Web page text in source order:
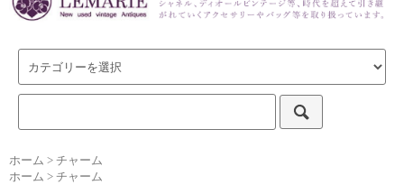
ホーム > チャーム
ホーム > チャーム